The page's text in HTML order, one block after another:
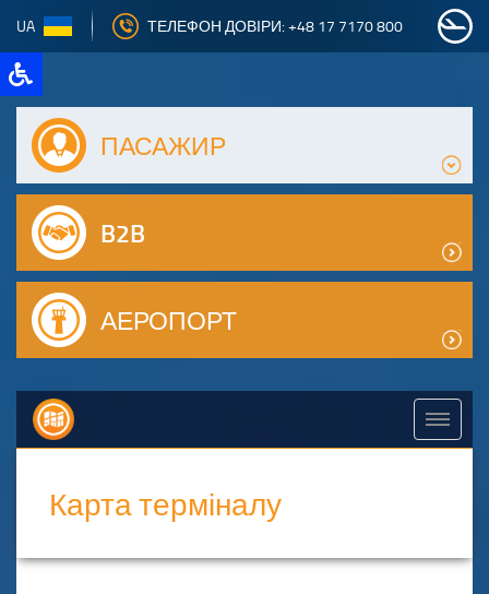
UA ТЕЛЕФОН ДОВІРИ: +48 17 7170 800
ПАСАЖИР
B2B
АЕРОПОРТ
Карта терміналу